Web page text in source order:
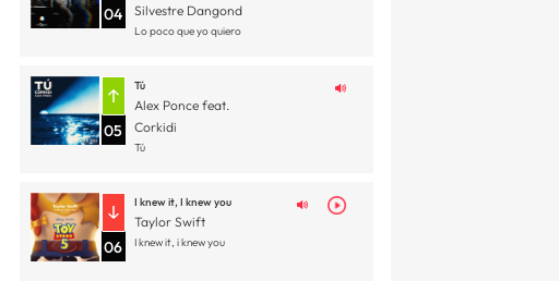
04
Silvestre Dangond
Lo poco que yo quiero
05
Tú
Alex Ponce feat.
Corkidi
Tú
06
I knew it, I knew you
Taylor Swift
I knew it, i knew you